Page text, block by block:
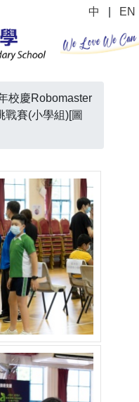
中 EN
校慶Robomaster
戰賽(小學組)[圖